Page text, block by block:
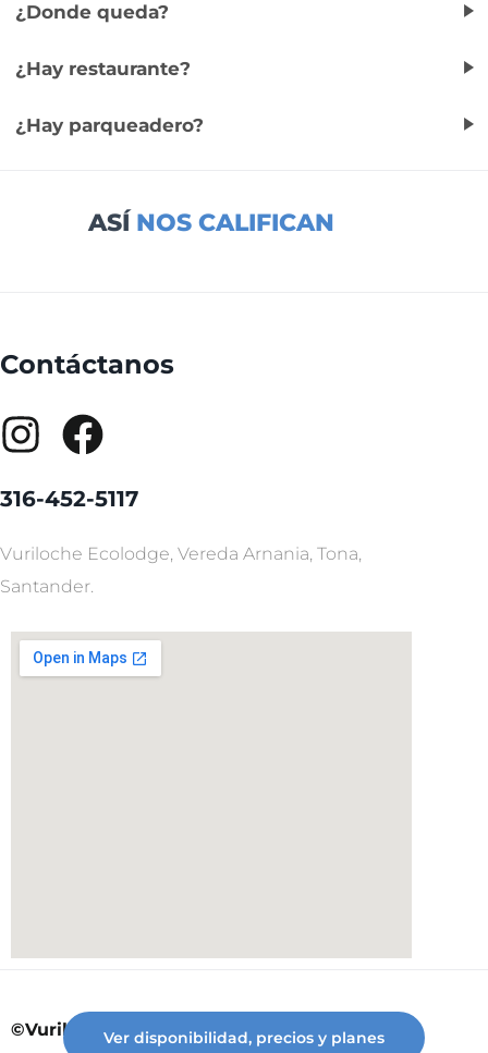
Ver disponibilidad, precios y planes
¿Donde queda?
¿Hay restaurante?
¿Hay parqueadero?
ASÍ NOS CALIFICAN
Contáctanos
316-452-5117
Vuriloche Ecolodge, Vereda Arnania, Tona,
Santander.
©Vuriloche desde 2023